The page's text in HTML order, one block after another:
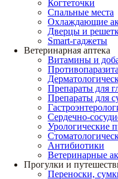
Когтеточки
Спальные места
Охлаждающие
Дверцы и
Smart-гаджеты
Ветеринарная аптека
Витамины и
Препараты для
Препараты для
Сердечно-
Урологические
Антибиотики
Ветеринарные
Прогулки и
Переноски,